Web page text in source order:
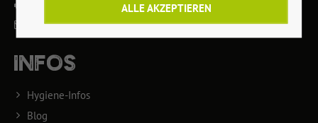
info@sportstudio-highlight.de
INFOS
Hygiene-Infos
Blog
ALLE AKZEPTIEREN